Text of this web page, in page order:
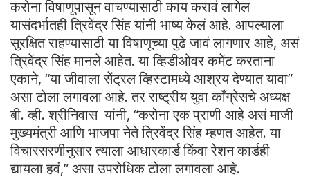
करोना विषाणूपासून वाचण्यासाठी काय करावं लागेल
यासंदर्भातही त्रिवेंद्र सिंह यांनी भाष्य केलं आहे. आपल्याला
सुरक्षित राहण्यासाठी या विषाणूच्या पुढे जावं लागणार आहे, असं
त्रिवेंद्र सिंह मानले आहेत. या व्हिडीओवर कमेंट करताना
एकाने, “या जीवाला सेंट्रल व्हिस्टामध्ये आश्रय देण्यात यावा”
असा टोला लगावला आहे. तर राष्ट्रीय युवा काँग्रेसचे अध्यक्ष
बी. व्ही. श्रीनिवास यांनी, “करोना एक प्राणी आहे असं माजी
मुख्यमंत्री आणि भाजपा नेते त्रिवेंद्र सिंह म्हणत आहेत. या
विचारसरणीनुसार त्याला आधारकार्ड किंवा रेशन कार्डही
द्यायला हवं,” असा उपरोधिक टोला लगावला आहे.